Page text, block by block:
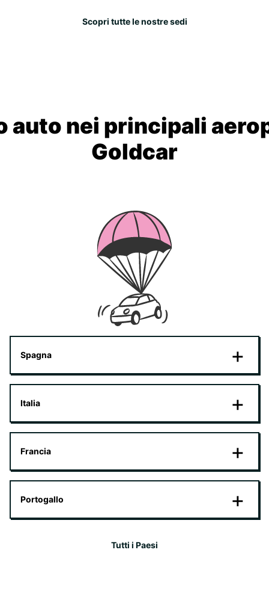
Scopri tutte le nostre sedi
auto nei principali
Goldcar
Spagna
Italia
Francia
Portogallo
Tutti i Paesi